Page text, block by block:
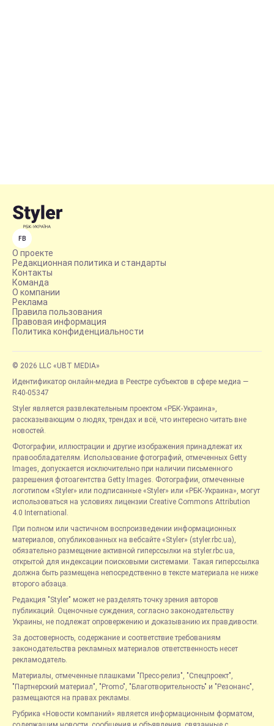
FB
О проекте
Редакционная политика и стандарты
Контакты
Команда
О компании
Реклама
Правила пользования
Правовая информация
Политика конфиденциальности
© 2026 LLC «UBT MEDIA»
Идентификатор онлайн-медиа в Реестре субъектов в сфере медиа —
R40-05347
Styler является развлекательным проектом «РБК-Украина»,
рассказывающим о людях, трендах и всё, что интересно читать вне
новостей.
Фотографии, иллюстрации и другие изображения принадлежат их
правообладателям. Использование фотографий, отмеченных Getty
Images, допускается исключительно при наличии письменного
разрешения фотоагентства Getty Images. Фотографии, отмеченные
логотипом «Styler» или подписанные «Styler» или «РБК-Украина», могут
использоваться на условиях лицензии Creative Commons Attribution
4.0 International.
При полном или частичном воспроизведении информационных
материалов, опубликованных на вебсайте «Styler» (styler.rbc.ua),
обязательно размещение активной гиперссылки на styler.rbc.ua,
открытой для индексации поисковыми системами. Такая гиперссылка
должна быть размещена непосредственно в тексте материала не ниже
второго абзаца.
Редакция "Styler" может не разделять точку зрения авторов
публикаций. Оценочные суждения, согласно законодательству
Украины, не подлежат опровержению и доказыванию их правдивости.
За достоверность, содержание и соответствие требованиям
законодательства рекламных материалов ответственность несет
рекламодатель.
Материалы, отмеченные плашками "Пресс-релиз", "Спецпроект",
"Партнерский материал", "Promo", "Благотворительность" и "Резонанс",
размещаются на правах рекламы.
Рубрика «Новости компаний» является информационным форматом,